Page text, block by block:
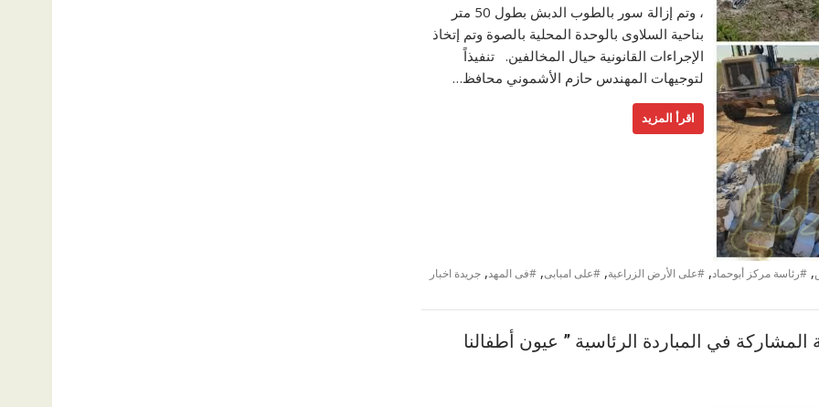
، وتم إزالة سور بالطوب الدبش بطول 50 متر
بناحية السلاوى بالوحدة المحلية بالصوة وتم إتخاذ
الإجراءات القانونية حيال المخالفين. تنفيذاً
لتوجيهات المهندس حازم الأشموني محافظ…
اقرأ المزيد
, #رئاسة مركز أبوحماد, #على الأرض الزراعية, #على امبابى, #فى المهد, جريدة اخبار
في المباردة الرئاسية ” عيون أطفالنا